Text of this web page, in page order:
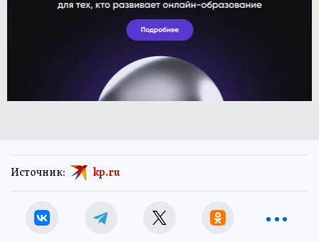
Источник: kp.ru